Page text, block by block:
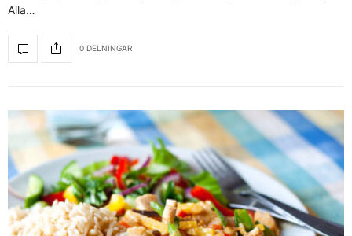
Alla…
0 DELNINGAR